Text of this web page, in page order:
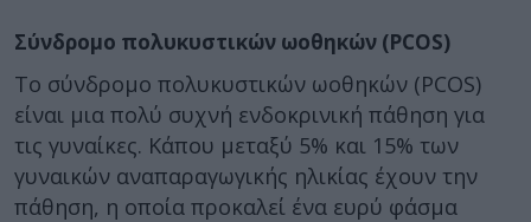
Σύνδρομο πολυκυστικών ωοθηκών (PCOS)
Το σύνδρομο πολυκυστικών ωοθηκών (PCOS)
είναι μια πολύ συχνή ενδοκρινική πάθηση για
τις γυναίκες. Κάπου μεταξύ 5% και 15% των
γυναικών αναπαραγωγικής ηλικίας έχουν την
πάθηση, η οποία προκαλεί ένα ευρύ φάσμα